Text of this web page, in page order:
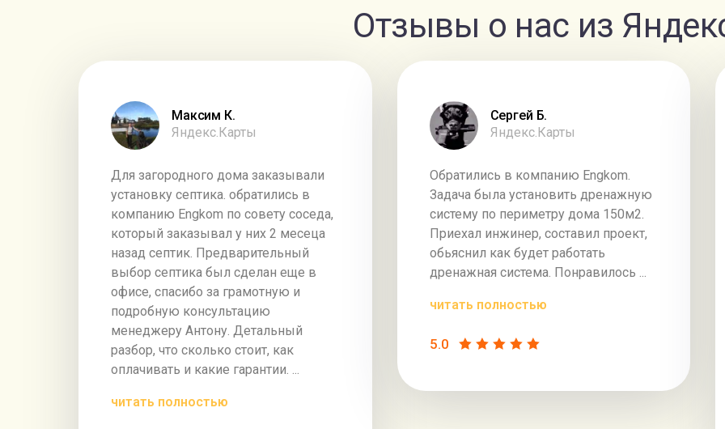
Отзывы о нас из
Максим К.
Яндекс.Карты
Для загородного дома заказывали
установку септика. обратились в
компанию Engkom по совету соседа,
который заказывал у них 2 месеца
назад септик. Предварительный
выбор септика был сделан еще в
офисе, спасибо за грамотную и
подробную консультацию
менеджеру Антону. Детальный
разбор, что сколько стоит, как
оплачивать и какие гарантии. ...
читать полностью
Сергей Б.
Яндекс.Карты
Обратились в компанию Engkom.
Задача была установить дренажную
систему по периметру дома 150м2.
Приехал инжинер, составил проект,
обьяснил как будет работать
дренажная система. Понравилось ...
читать полностью
5.0